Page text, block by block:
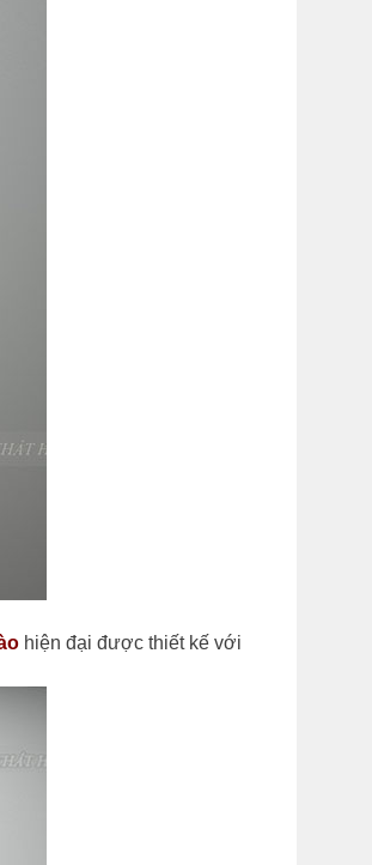
hiện đại được thiết kế với